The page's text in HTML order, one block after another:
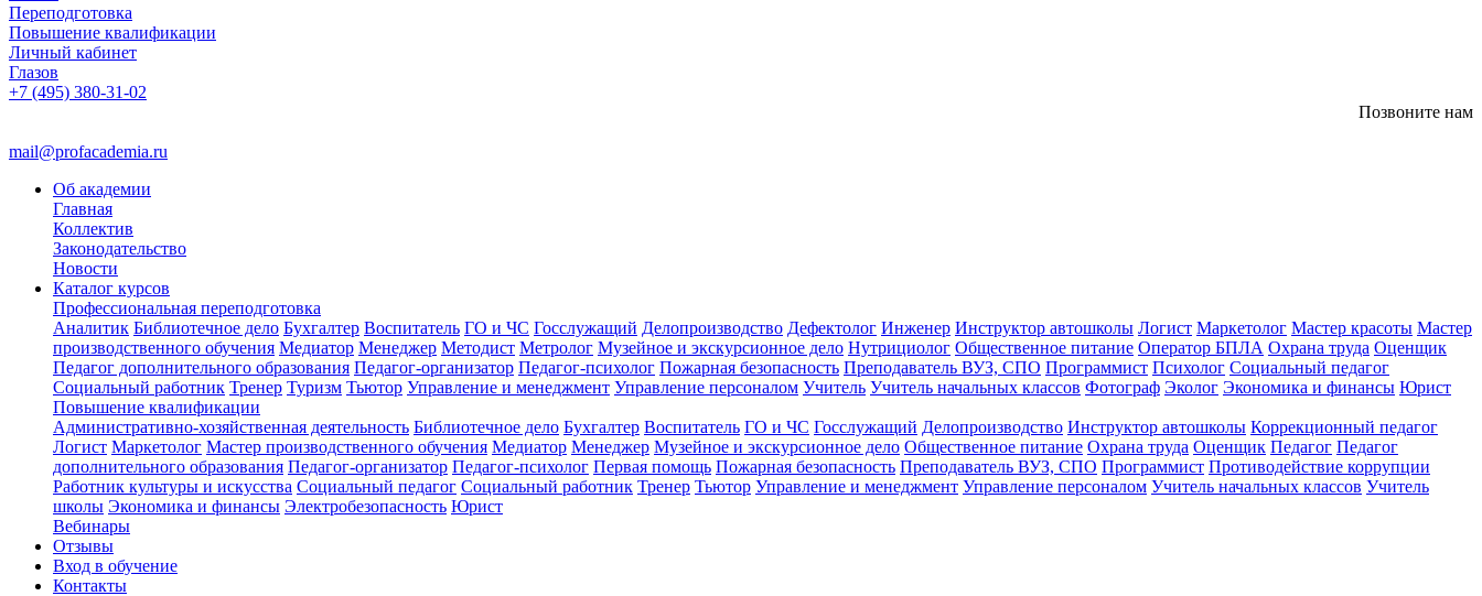
Переподготовка
Повышение квалификации
Личный кабинет
Глазов
+7 (495) 380-31-02
Позвоните нам
mail@profacademia.ru
Об академии
Главная
Коллектив
Законодательство
Новости
Каталог курсов
Профессиональная переподготовка
Аналитик Библиотечное дело Бухгалтер Воспитатель ГО и ЧС Госслужащий Делопроизводство Дефектолог Инженер Инструктор автошколы Логист Маркетолог Мастер красоты Мастер
производственного обучения Медиатор Менеджер Методист Метролог Музейное и экскурсионное дело Нутрициолог Общественное питание Оператор БПЛА Охрана труда Оценщик
Педагог дополнительного образования Педагог-организатор Педагог-психолог Пожарная безопасность Преподаватель ВУЗ, СПО Программист Психолог Социальный педагог
Социальный работник Тренер Туризм Тьютор Управление и менеджмент Управление персоналом Учитель Учитель начальных классов Фотограф Эколог Экономика и финансы Юрист
Повышение квалификации
Административно-хозяйственная деятельность Библиотечное дело Бухгалтер Воспитатель ГО и ЧС Госслужащий Делопроизводство Инструктор автошколы Коррекционный педагог
Логист Маркетолог Мастер производственного обучения Медиатор Менеджер Музейное и экскурсионное дело Общественное питание Охрана труда Оценщик Педагог Педагог
дополнительного образования Педагог-организатор Педагог-психолог Первая помощь Пожарная безопасность Преподаватель ВУЗ, СПО Программист Противодействие коррупции
Работник культуры и искусства Социальный педагог Социальный работник Тренер Тьютор Управление и менеджмент Управление персоналом Учитель начальных классов Учитель
школы Экономика и финансы Электробезопасность Юрист
Вебинары
Отзывы
Вход в обучение
Контакты